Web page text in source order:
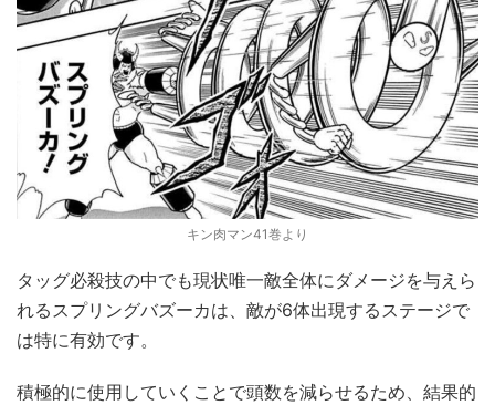
キン肉マン41巻より
タッグ必殺技の中でも現状唯一敵全体にダメージを与えら
れるスプリングバズーカは、敵が6体出現するステージで
は特に有効です。
積極的に使用していくことで頭数を減らせるため、結果的